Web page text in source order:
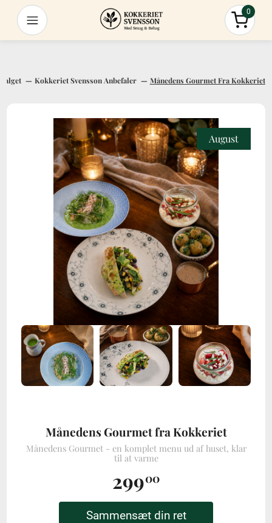
Menu Total
0
Månedens Gourmet Fra Kokkeriet
Kokkeriet Svensson Anbefaler
Se Hele Udvalget
August
Månedens Gourmet fra Kokkeriet
Månedens Gourmet - en komplet menu ud af huset, klar
til at varme
29900
Sammensæt din ret